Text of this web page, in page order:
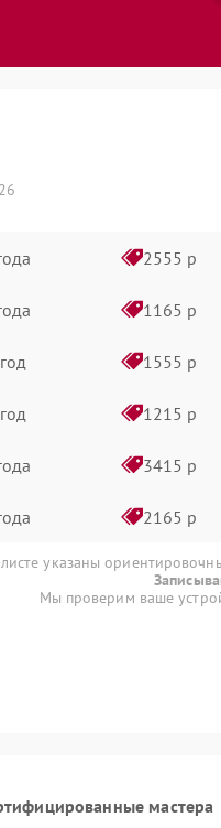
2555 р
1165 р
1555 р
1215 р
3415 р
2165 р
указаны
Мы проверим ваше
мастера